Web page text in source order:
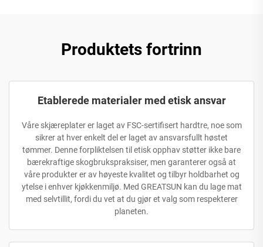
Produktets fortrinn
Etablerede materialer med etisk ansvar
Våre skjæreplater er laget av FSC-sertifisert hardtre, noe som
sikrer at hver enkelt del er laget av ansvarsfullt høstet
tømmer. Denne forpliktelsen til etisk opphav støtter ikke bare
bærekraftige skogbrukspraksiser, men garanterer også at
våre produkter er av høyeste kvalitet og tilbyr holdbarhet og
ytelse i enhver kjøkkenmiljø. Med GREATSUN kan du lage mat
med selvtillit, fordi du vet at du gjør et valg som respekterer
planeten.